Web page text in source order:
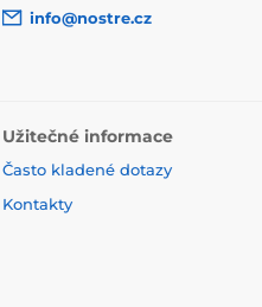
a proto jsou
GREENGUARD GOLD
PVC a lepidlo je na
info@nostre.cz
Užitečné informace
Často kladené dotazy
Kontakty